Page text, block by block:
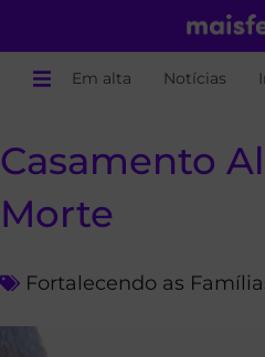
Em alta Notícias
Casamento
Morte
Fortalecendo as